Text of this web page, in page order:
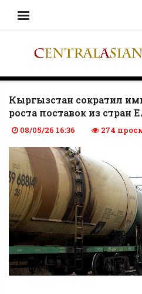
Кыргызстан сократил
роста поставок из стран
08/05/26 16:36 274